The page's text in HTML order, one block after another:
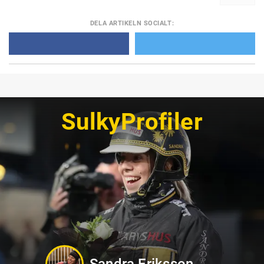
DELA ARTIKELN SOCIALT:
SulkyProfiler
Oskar Kylin Blom